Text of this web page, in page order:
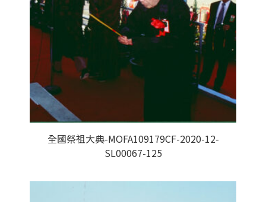
全國祭祖大典-MOFA109179CF-2020-12-
SL00067-125